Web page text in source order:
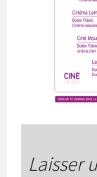
Laisser